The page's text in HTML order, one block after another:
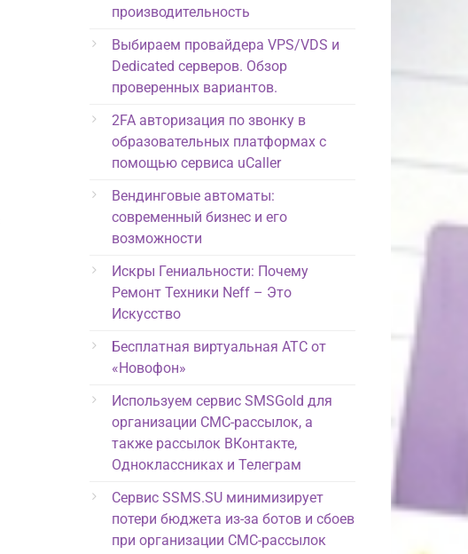
производительность
Выбираем провайдера VPS/VDS и
Dedicated серверов. Обзор
проверенных вариантов.
2FA авторизация по звонку в
образовательных платформах с
помощью сервиса uCaller
Вендинговые автоматы:
современный бизнес и его
возможности
Искры Гениальности: Почему
Ремонт Техники Neff – Это
Искусство
Бесплатная виртуальная АТС от
«Новофон»
Используем сервис SMSGold для
организации СМС-рассылок, а
также рассылок ВКонтакте,
Одноклассниках и Телеграм
Сервис SSMS.SU минимизирует
потери бюджета из-за ботов и сбоев
при организации СМС-рассылок